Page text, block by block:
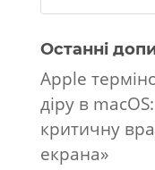
Останні
Apple
діру в
критичну
екрана»